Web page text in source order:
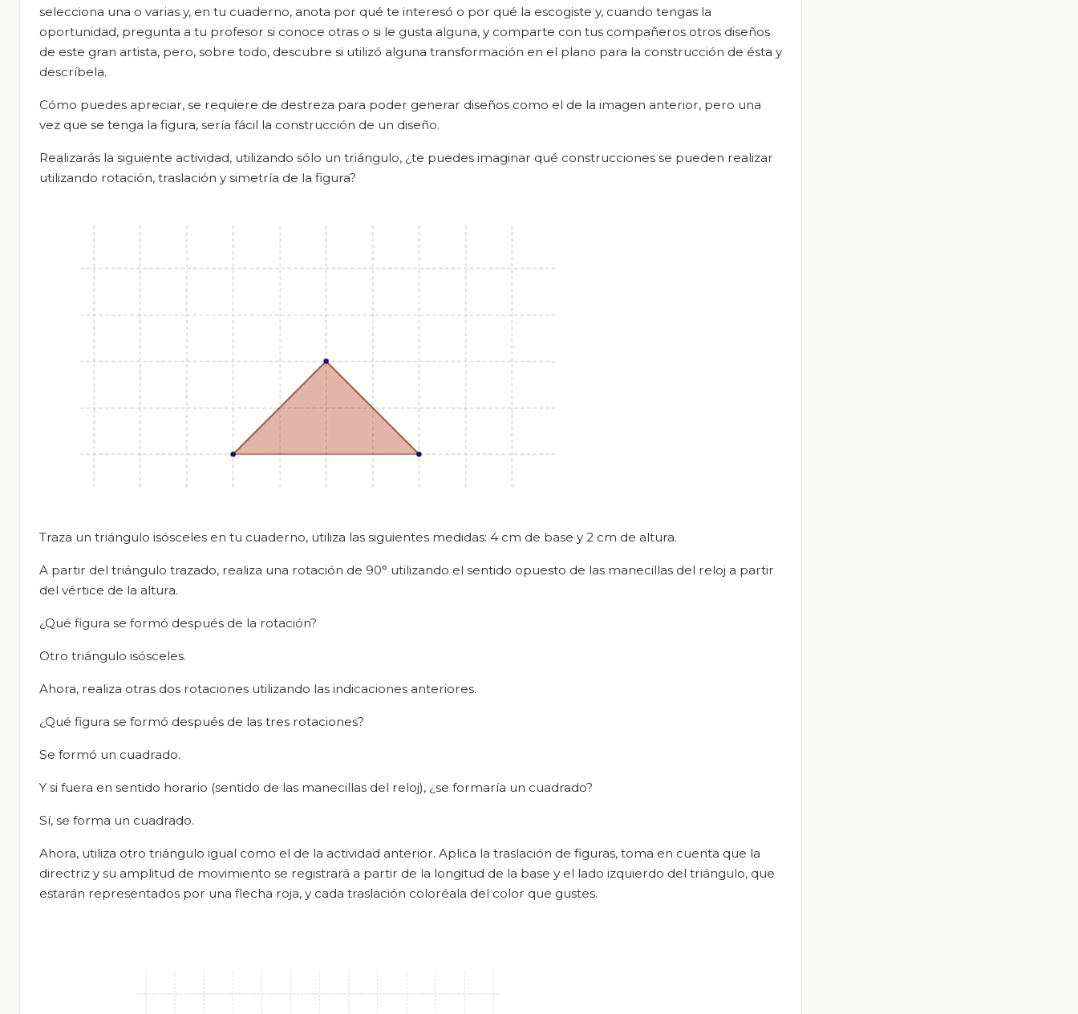
selecciona una o varias y, en tu cuaderno, anota por qué te interesó o por qué la escogiste y, cuando tengas la
oportunidad, pregunta a tu profesor si conoce otras o si le gusta alguna, y comparte con tus compañeros otros diseños
de este gran artista, pero, sobre todo, descubre si utilizó alguna transformación en el plano para la construcción de ésta y
descríbela.
Cómo puedes apreciar, se requiere de destreza para poder generar diseños como el de la imagen anterior, pero una
vez que se tenga la figura, sería fácil la construcción de un diseño.
Realizarás la siguiente actividad, utilizando sólo un triángulo, ¿te puedes imaginar qué construcciones se pueden realizar
utilizando rotación, traslación y simetría de la figura?
Traza un triángulo isósceles en tu cuaderno, utiliza las siguientes medidas: 4 cm de base y 2 cm de altura.
A partir del triángulo trazado, realiza una rotación de 90° utilizando el sentido opuesto de las manecillas del reloj a partir
del vértice de la altura.
¿Qué figura se formó después de la rotación?
Otro triángulo isósceles.
Ahora, realiza otras dos rotaciones utilizando las indicaciones anteriores.
¿Qué figura se formó después de las tres rotaciones?
Se formó un cuadrado.
Y si fuera en sentido horario (sentido de las manecillas del reloj), ¿se formaría un cuadrado?
Sí, se forma un cuadrado.
Ahora, utiliza otro triángulo igual como el de la actividad anterior. Aplica la traslación de figuras, toma en cuenta que la
directriz y su amplitud de movimiento se registrará a partir de la longitud de la base y el lado izquierdo del triángulo, que
estarán representados por una flecha roja, y cada traslación coloréala del color que gustes.